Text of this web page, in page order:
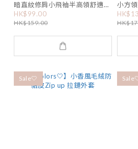
暗直紋修肩小飛袖半高領舒適上
衣
HK$99.00
HK$159.00
小方
Sale🤍